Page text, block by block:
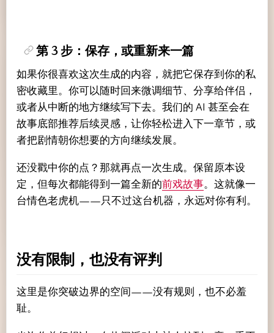
第 3 步：保存，或重新来一篇
如果你很喜欢这次生成的内容，就把它保存到你的私
密收藏里。你可以随时回来微调细节、分享给伴侣，
或者从中断的地方继续写下去。我们的 AI 甚至会在
故事底部推荐后续灵感，让你轻松进入下一章节，或
者把剧情朝你想要的方向继续发展。
还没戳中你的点？那就再点一次生成。保留原本设
定，但每次都能得到一篇全新的前戏故事。这就像一
台情色老虎机——只不过这台机器，永远对你有利。
没有限制，也没有评判
这里是你突破边界的空间——没有规则，也不必羞
耻。